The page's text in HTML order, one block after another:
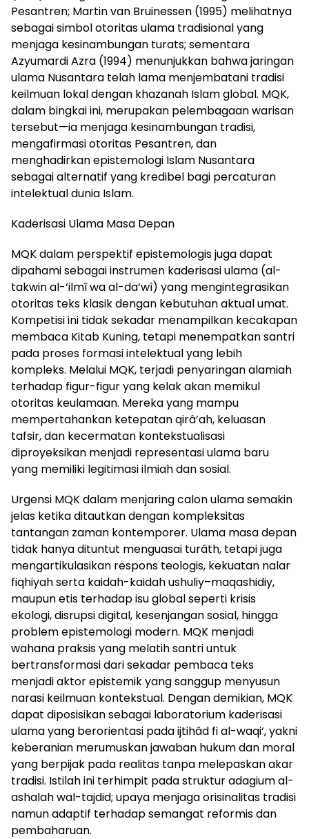
Pesantren; Martin van Bruinessen (1995) melihatnya
sebagai simbol otoritas ulama tradisional yang
menjaga kesinambungan turats; sementara
Azyumardi Azra (1994) menunjukkan bahwa jaringan
ulama Nusantara telah lama menjembatani tradisi
keilmuan lokal dengan khazanah Islam global. MQK,
dalam bingkai ini, merupakan pelembagaan warisan
tersebut—ia menjaga kesinambungan tradisi,
mengafirmasi otoritas Pesantren, dan
menghadirkan epistemologi Islam Nusantara
sebagai alternatif yang kredibel bagi percaturan
intelektual dunia Islam.
Kaderisasi Ulama Masa Depan
MQK dalam perspektif epistemologis juga dapat
dipahami sebagai instrumen kaderisasi ulama (al-
takwin al-‘ilmî wa al-da‘wî) yang mengintegrasikan
otoritas teks klasik dengan kebutuhan aktual umat.
Kompetisi ini tidak sekadar menampilkan kecakapan
membaca Kitab Kuning, tetapi menempatkan santri
pada proses formasi intelektual yang lebih
kompleks. Melalui MQK, terjadi penyaringan alamiah
terhadap figur-figur yang kelak akan memikul
otoritas keulamaan. Mereka yang mampu
mempertahankan ketepatan qirâ’ah, keluasan
tafsir, dan kecermatan kontekstualisasi
diproyeksikan menjadi representasi ulama baru
yang memiliki legitimasi ilmiah dan sosial.
Urgensi MQK dalam menjaring calon ulama semakin
jelas ketika ditautkan dengan kompleksitas
tantangan zaman kontemporer. Ulama masa depan
tidak hanya dituntut menguasai turâth, tetapi juga
mengartikulasikan respons teologis, kekuatan nalar
fiqhiyah serta kaidah-kaidah ushuliy–maqashidiy,
maupun etis terhadap isu global seperti krisis
ekologi, disrupsi digital, kesenjangan sosial, hingga
problem epistemologi modern. MQK menjadi
wahana praksis yang melatih santri untuk
bertransformasi dari sekadar pembaca teks
menjadi aktor epistemik yang sanggup menyusun
narasi keilmuan kontekstual. Dengan demikian, MQK
dapat diposisikan sebagai laboratorium kaderisasi
ulama yang berorientasi pada ijtihâd fi al-waqi‘, yakni
keberanian merumuskan jawaban hukum dan moral
yang berpijak pada realitas tanpa melepaskan akar
tradisi. Istilah ini terhimpit pada struktur adagium al-
ashalah wal-tajdid; upaya menjaga orisinalitas tradisi
namun adaptif terhadap semangat reformis dan
pembaharuan.